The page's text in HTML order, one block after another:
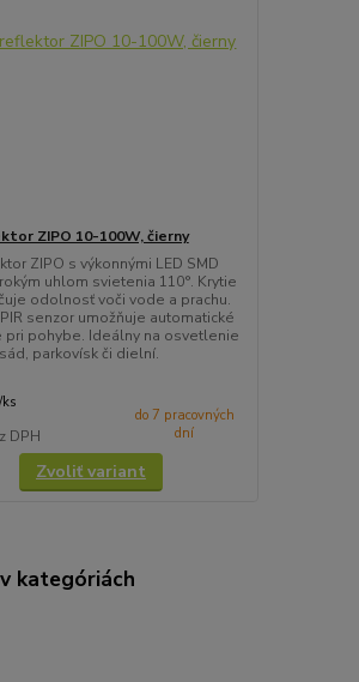
ZIPO 10-100W, čierny
ZIPO s výkonnými LED SMD
uhlom svietenia 110°. Krytie
odolnosť voči vode a prachu.
senzor umožňuje automatické
pri pohybe. Ideálny na osvetlenie
parkovísk či dielní.
/ks
DPH
do 7 pracovných
dní
Zvoliť variant
kategóriách